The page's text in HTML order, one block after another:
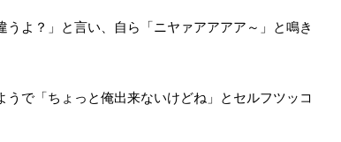
よ？」と言い、自ら「ニヤァアアアア～」と鳴き
うで「ちょっと俺出来ないけどね」とセルフツッコ